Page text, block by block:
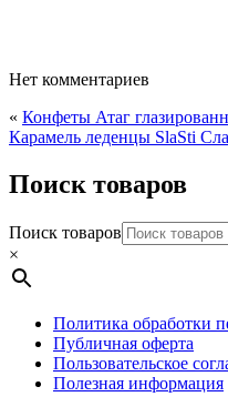
Нет комментариев
« Конфеты Атаг
Карамель леденцы SlaSti
Поиск товаров
Поиск товаров
×
Политика обработки
Публичная оферта
Пользовательское
Полезная информация